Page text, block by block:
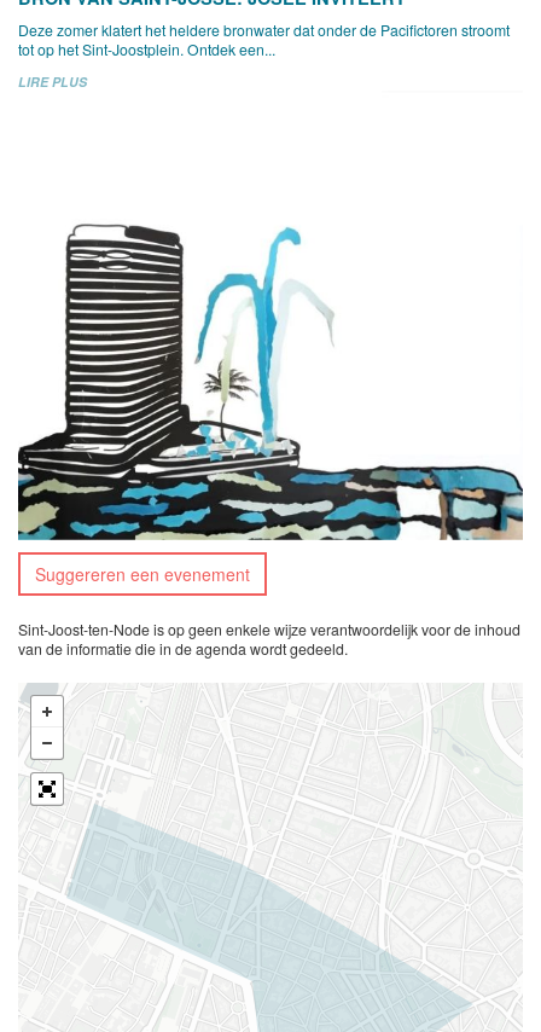
Deze zomer klatert het heldere bronwater dat onder de Pacifictoren stroomt
tot op het Sint-Joostplein. Ontdek een...
LIRE PLUS
Suggereren een evenement
Sint-Joost-ten-Node is op geen enkele wijze verantwoordelijk voor de inhoud
van de informatie die in de agenda wordt gedeeld.